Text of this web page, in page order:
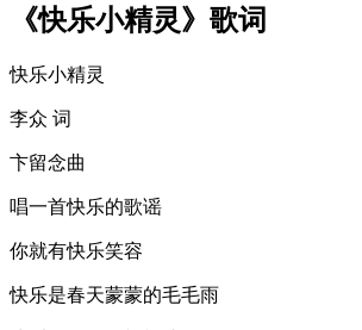
《快乐小精灵》歌词
快乐小精灵
李众 词
卞留念曲
唱一首快乐的歌谣
你就有快乐笑容
快乐是春天蒙蒙的毛毛雨